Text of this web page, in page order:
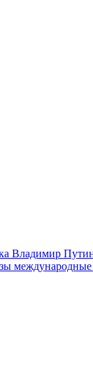
Владимир